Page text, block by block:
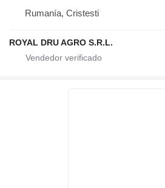
Rumanía, Cristesti
ROYAL DRU AGRO S.R.L.